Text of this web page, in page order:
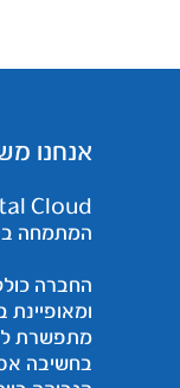
אנחנו
המתמחה
מתפשרת
בחשיבה